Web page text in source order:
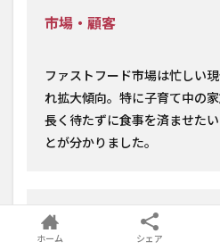
市場・顧客
ファストフード市場は忙しい
れ拡大傾向。特に子育て中の
長く待たずに食事を済ませた
とが分かりました。
競合
ホーム シェア